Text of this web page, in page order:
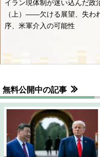
イラン現体制が迷い込んだ政
（上）――欠ける展望、失わ
序、米軍介入の可能性
無料公開中の記事